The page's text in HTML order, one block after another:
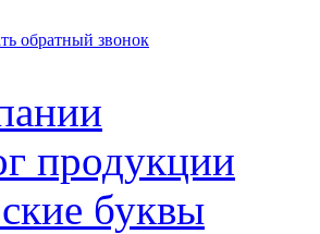
обратный звонок
продукции
буквы